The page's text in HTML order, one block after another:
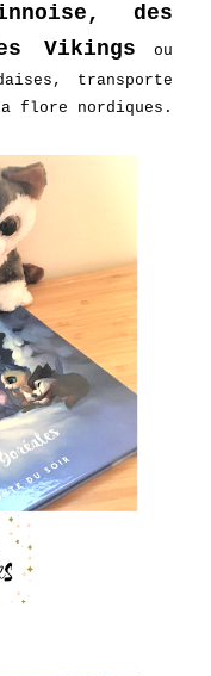
des
Vikings ou
transporte
flore nordiques.